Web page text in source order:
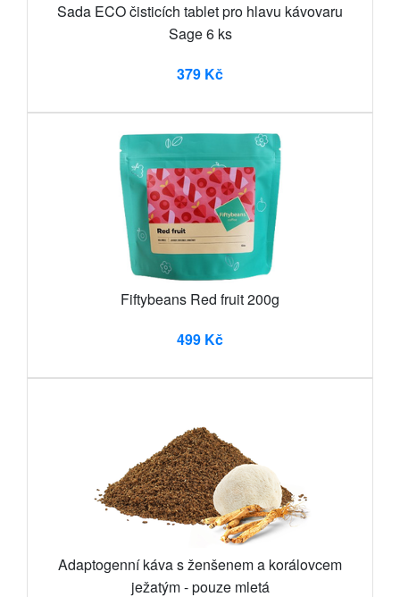
Sada ECO čisticích tablet pro hlavu kávovaru
Sage 6 ks
379 Kč
Fiftybeans Red fruit 200g
499 Kč
Adaptogenní káva s ženšenem a korálovcem
ježatým - pouze mletá